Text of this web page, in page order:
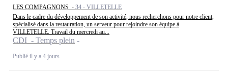
LES COMPAGNONS - 34 - VILLETELLE
Dans le cadre du développement de son activité, nous recherchons pour notre client,
spécialisé dans la restauration, un serveur pour rejoindre son équipe à
VILLETELLE. Travail du mercredi au...
CDI - Temps plein
Publié il y a 4 jours